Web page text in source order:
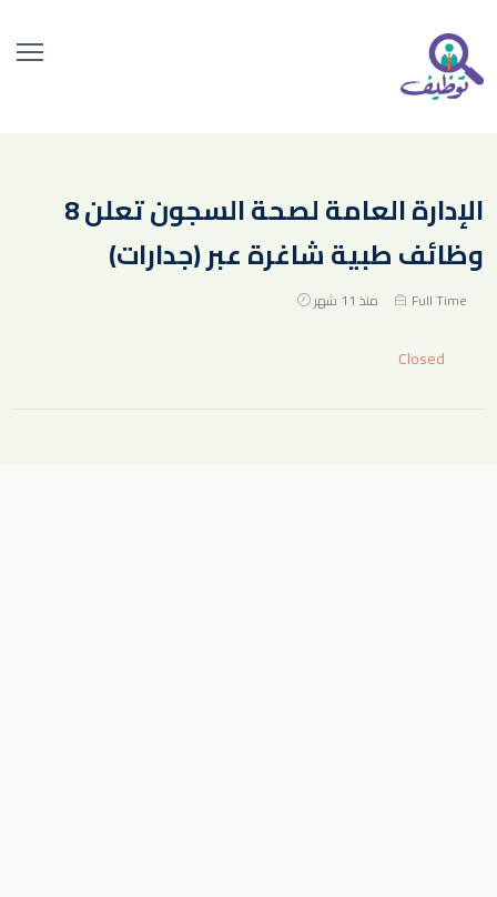
الإدارة العامة لصحة السجون تعلن 8
وظائف طبية شاغرة عبر (جدارات)
Full Time منذ 11 شهر
Closed